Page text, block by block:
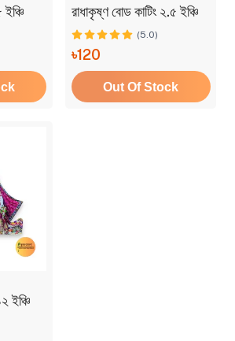
রাধাকৃষ্ণ বোড কাটিং ২.৫ ইঞ্চি
(5.0)
৳120
Out Of Stock
ইঞ্চি